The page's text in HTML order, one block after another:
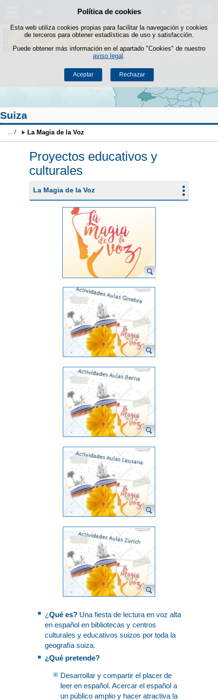
Política de cookies
Esta web utiliza cookies propias para facilitar la navegación y cookies
de terceros para obtener estadísticas de uso y satisfacción.
Puede obtener más información en el apartado "Cookies" de nuestro
aviso legal
Aceptar Rechazar
Saltar al contenido
Suiza
La Magia de la Voz
Proyectos educativos y
culturales
La Magia de la Voz
¿Qué es? Una fiesta de lectura en voz alta
en español en bibliotecas y centros
culturales y educativos suizos por toda la
geografía suiza.
¿Qué pretende?
Desarrollar y compartir el placer de
leer en español. Acercar el español a
un público amplio y hacer atractiva la